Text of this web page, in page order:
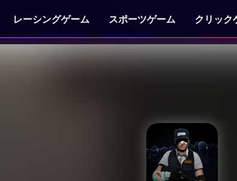
レーシングゲーム スポーツゲーム クリック